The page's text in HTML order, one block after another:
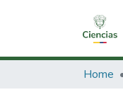
Home